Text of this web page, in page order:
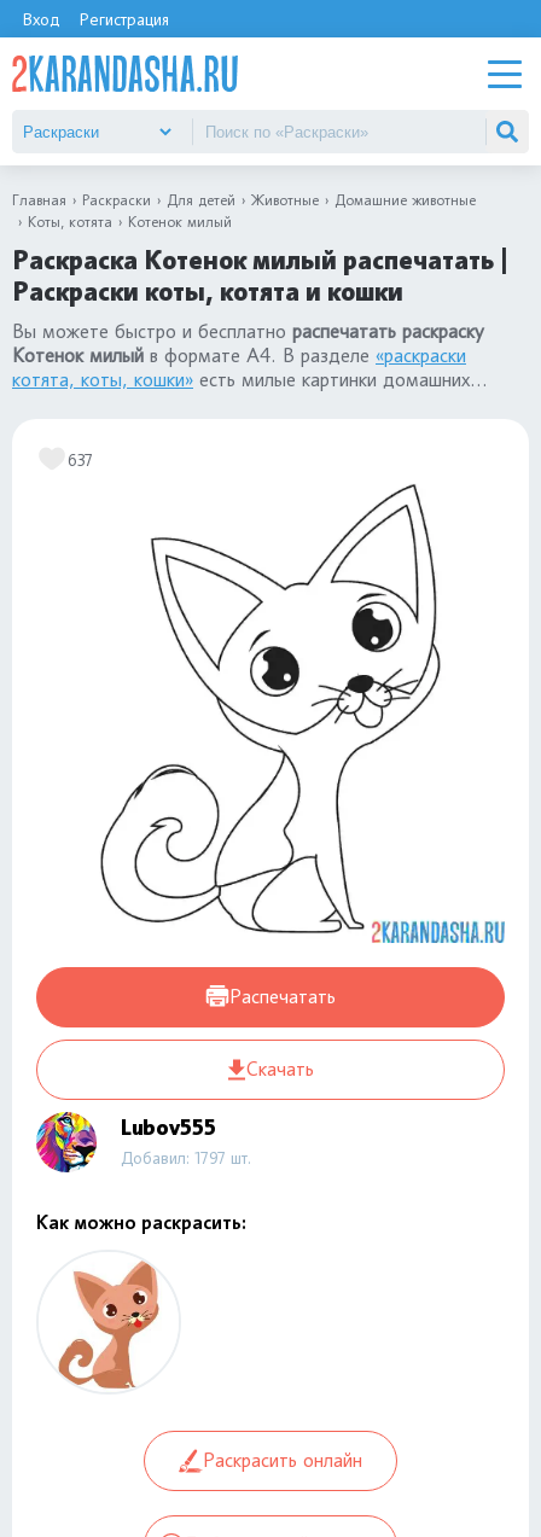
Вход Регистрация
Главная Раскраски Для детей Животные
Домашние животные
Коты, котята
Котенок милый
Раскраска Котенок милый распечатать |
Раскраски коты, котята и кошки
Вы можете быстро и бесплатно распечатать раскраску
Котенок милый в формате А4. В разделе «раскраски
котята, коты, кошки» есть милые картинки домашних
637
Распечатать
Скачать
Lubov555
Добавил: 1797 шт.
Как можно раскрасить:
Раскрасить онлайн